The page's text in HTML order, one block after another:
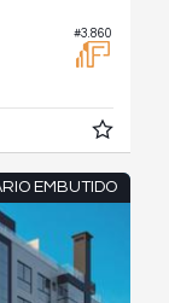
#3.860
EMBUTIDO